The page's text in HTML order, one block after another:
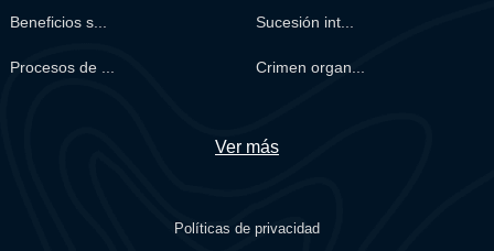
Beneficios s... Sucesión int...
Procesos de ... Crimen organ...
Ver más
Políticas de privacidad